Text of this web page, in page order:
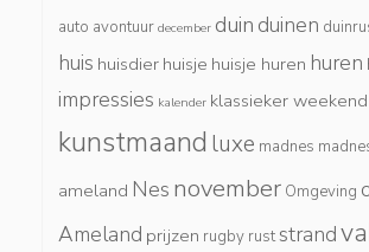
auto avontuur december duin duinen
huis huisdier huisje huisje huren huren
impressies kalender klassieker weekend
kunstmaand luxe madnes
ameland Nes november Omgeving
Ameland prijzen rugby ruststrand